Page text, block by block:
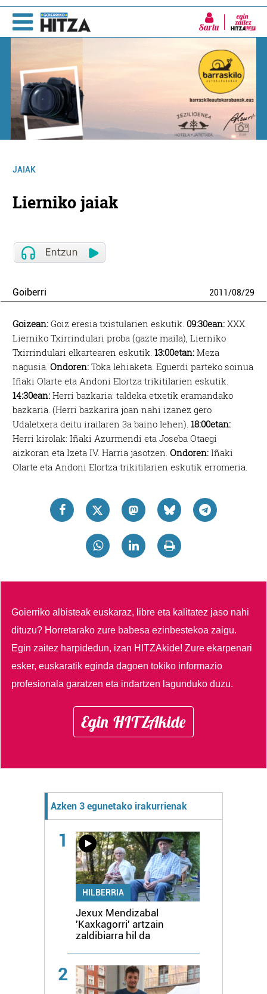
Sartu
JAIAK
Lierniko jaiak
Goiberri 2011/08/29
Goizean: Goiz eresia txistularien eskutik.09:30ean: XXX.
Lierniko Txirrindulari proba (gazte maila), Lierniko
Txirrindulari elkartearen eskutik.13:00etan: Meza
nagusia.Ondoren: Toka lehiaketa. Eguerdi parteko soinua
Iñaki Olarte eta Andoni Elortza trikitilarien eskutik.
14:30ean: Herri bazkaria: taldeka etxetik eramandako
bazkaria. (Herri bazkarira joan nahi izanez gero
Udaletxera deitu irailaren 3a baino lehen).18:00etan:
Herri kirolak: Iñaki Azurmendi eta Joseba Otaegi
aizkoran eta Izeta IV. Harria jasotzen.Ondoren:Iñaki
Olarte eta Andoni Elortza trikitilarien eskutik erromeria.
Goierriko albisteak euskaraz, libre eta kalitatez jaso nahi
dituzu? Horretarako zure babesa ezinbestekoa zaigu.
Egin zaitez harpidedun, izan HITZAkide!Zure ekarpenari
esker, euskaratik eginda dagoen tokiko informazio
profesionala garatzen eta indartzen lagunduko duzu.
Egin HITZAkide
Azken 3 egunetako irakurrienak
1
HILBERRIA
Jexux Mendizabal
'Kaxkagorri' artzain
zaldibiarra hil da
2